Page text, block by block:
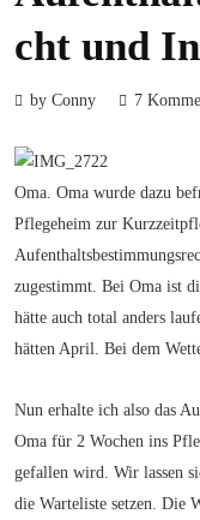
cht und
by Conny 7
Oma. Oma wurde dazu
Pflegeheim zur
zugestimmt. Bei Oma ist
hätte auch total anders
hätten April. Bei dem
Nun erhalte ich also das
Oma für 2 Wochen ins
gefallen wird. Wir lassen
die Warteliste setzen. Die